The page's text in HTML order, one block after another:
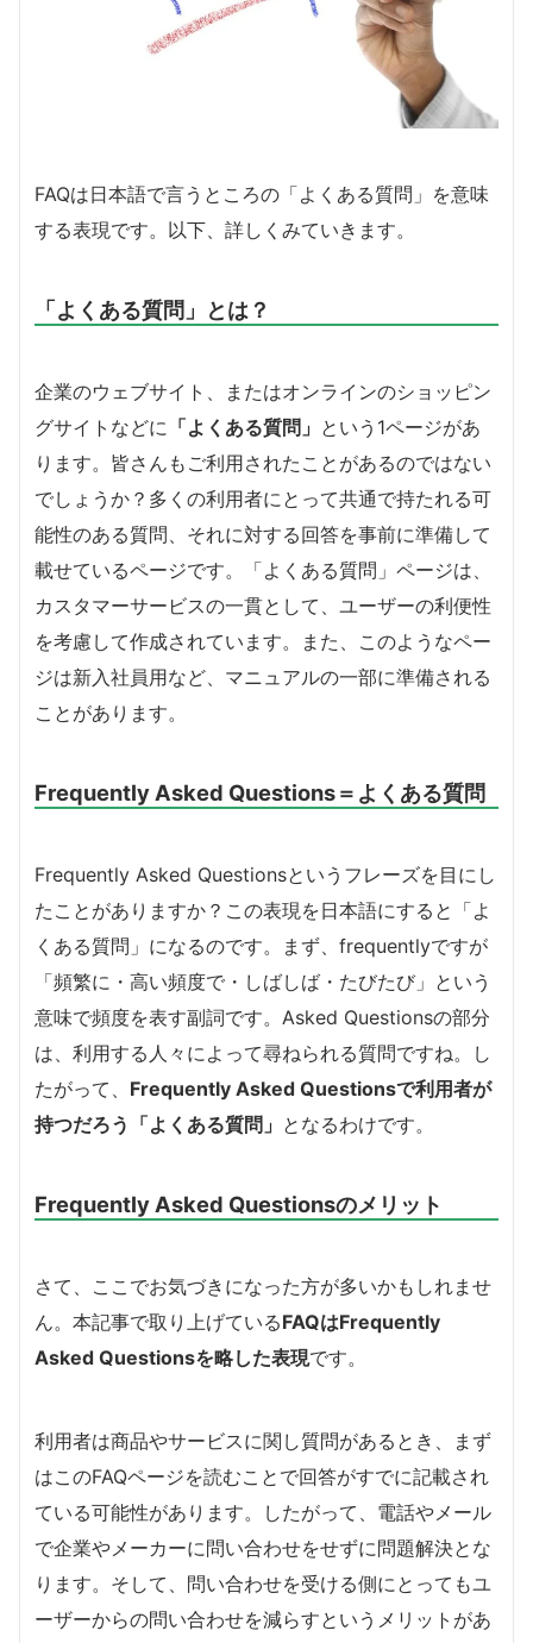
FAQは日本語で言うところの「よくある質問」を意味
する表現です。以下、詳しくみていきます。
「よくある質問」とは？
企業のウェブサイト、またはオンラインのショッピン
グサイトなどに 「よくある質問」 という1ページがあ
ります。皆さんもご利用されたことがあるのではない
でしょうか？多くの利用者にとって共通で持たれる可
能性のある質問、それに対する回答を事前に準備して
載せているページです。「よくある質問」ページは、
カスタマーサービスの一貫として、ユーザーの利便性
を考慮して作成されています。また、このようなペー
ジは新入社員用など、マニュアルの一部に準備される
ことがあります。
Frequently Asked Questions＝よくある質問
Frequently Asked Questionsというフレーズを目にし
たことがありますか？この表現を日本語にすると「よ
くある質問」になるのです。まず、frequentlyですが
「頻繁に・高い頻度で・しばしば・たびたび」という
意味で頻度を表す副詞です。Asked Questionsの部分
は、利用する人々によって尋ねられる質問ですね。し
たがって、 Frequently Asked Questionsで利用者が
持つだろう「よくある質問」 となるわけです。
Frequently Asked Questionsのメリット
さて、ここでお気づきになった方が多いかもしれませ
ん。本記事で取り上げているFAQはFrequently
Asked Questionsを略した表現です。
利用者は商品やサービスに関し質問があるとき、まず
はこのFAQページを読むことで回答がすでに記載され
ている可能性があります。したがって、電話やメール
で企業やメーカーに問い合わせをせずに問題解決とな
ります。そして、問い合わせを受ける側にとってもユ
ーザーからの問い合わせを減らすというメリットがあ